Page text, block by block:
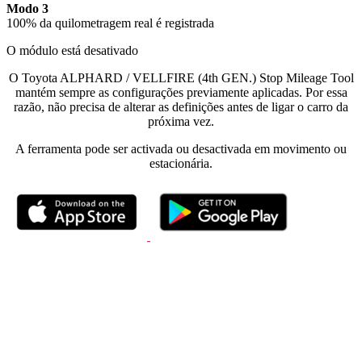
Modo 3
100% da quilometragem real é registrada
O módulo está desativado
O Toyota ALPHARD / VELLFIRE (4th GEN.) Stop Mileage Tool
mantém sempre as configurações previamente aplicadas. Por essa
razão, não precisa de alterar as definições antes de ligar o carro da
próxima vez.
A ferramenta pode ser activada ou desactivada em movimento ou
estacionária.